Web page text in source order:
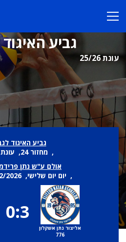
גביע
עונת 25/26
גביע האיגוד
, מחזור 24, עונת 25/26
אולם ע"ש נתן
, יום יום שלישי, 03/02/2026, 20:30
אליצור נתן אשקלון
776
0:3